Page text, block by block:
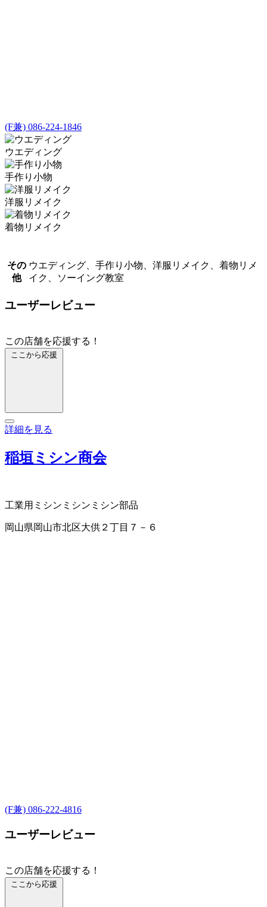
(F兼) 086-224-1846
ウエディング
手作り小物
洋服リメイク
着物リメイク
その
他
ウエディング、手作り小物、洋服リメイク、着物リメ
イク、ソーイング教室
ユーザーレビュー
この店舗を応援する！
ここから応援
詳細を見る
稲垣ミシン商会
工業用ミシン ミシン ミシン部品
岡山県岡山市北区大供２丁目７－６
(F兼) 086-222-4816
ユーザーレビュー
この店舗を応援する！
ここから応援